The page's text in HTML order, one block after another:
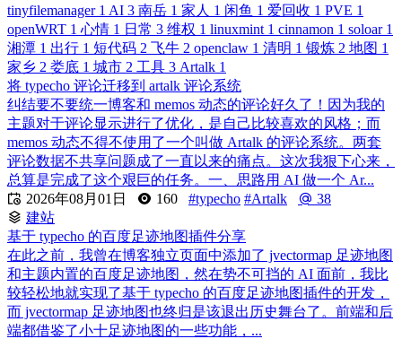
tinyfilemanager 1 AI 3 南岳 1 家人 1 闲鱼 1 爱回收 1 PVE 1
openWRT 1 心情 1 日常 3 维权 1 linuxmint 1 cinnamon 1 soloar 1
湘潭 1 出行 1 短代码 2 飞牛 2 openclaw 1 清明 1 锻炼 2 地图 1
家乡 2 娄底 1 城市 2 工具 3 Artalk 1
将 typecho 评论迁移到 artalk 评论系统
纠结要不要统一博客和 memos 动态的评论好久了！因为我的
主题对于评论显示进行了优化，是自己比较喜欢的风格；而
memos 动态不得不使用了一个叫做 Artalk 的评论系统。两套
评论数据不共享问题成了一直以来的痛点。这次我狠下心来，
总算是完成了这个艰巨的任务。一、思路用 AI 做一个 Ar...
 2026年08月01日 160 #typecho #Artalk
38
建站
基于 typecho 的百度足迹地图插件分享
在此之前，我曾在博客独立页面中添加了 jvectormap 足迹地图
和主题内置的百度足迹地图，然在势不可挡的 AI 面前，我比
较轻松地就实现了基于 typecho 的百度足迹地图插件的开发，
而 jvectormap 足迹地图也终归是该退出历史舞台了。前端和后
端都借鉴了小十足迹地图的一些功能，...